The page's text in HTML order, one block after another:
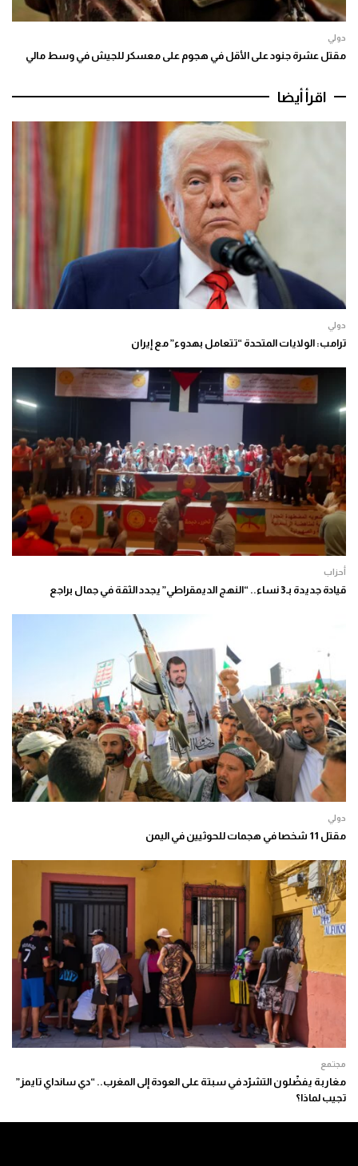
دولي
مقتل عشرة جنود على الأقل في هجوم على معسكر للجيش في وسط مالي
اقرأ أيضا
دولي
ترامب: الولايات المتحدة “تتعامل بهدوء” مع إيران
أحزاب
قيادة جديدة بـ3 نساء.. “النهج الديمقراطي” يجدد الثقة في جمال براجع
دولي
مقتل 11 شخصا في هجمات للحوثيين في اليمن
مجتمع
مغاربة يفضّلون التشرّد في سبتة على العودة إلى المغرب.. “دي سانداي تايمز”
تجيب لماذا؟